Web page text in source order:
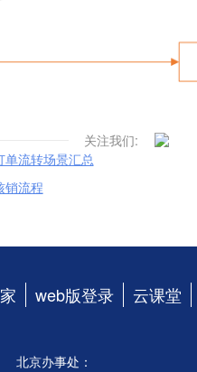
关注我们:
单流转场景汇总
销流程
web版登录 云课堂
北京办事处：